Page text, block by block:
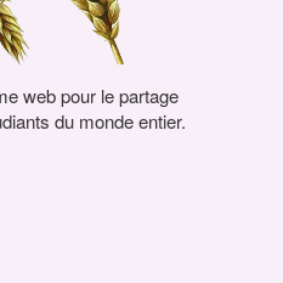
web pour le partage
du monde entier.